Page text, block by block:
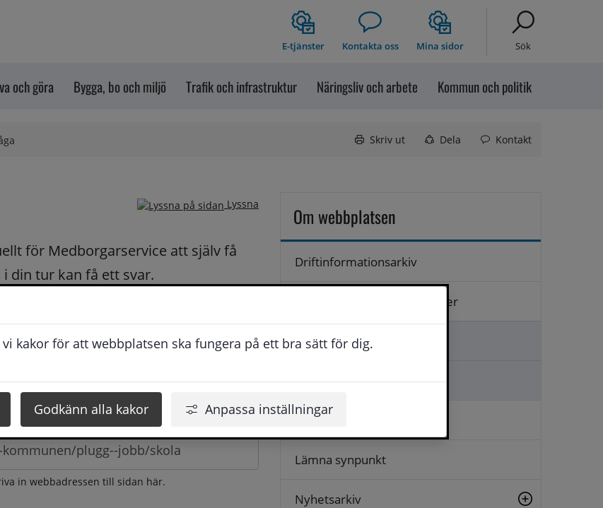
kakor för att webbplatsen ska fungera på ett bra sätt för dig.
Godkänn alla kakor Anpassa inställningar
E-tjänster Kontakta oss Mina sidor Sök
och göra Bygga, bo och miljö Trafik och infrastruktur Näringsliv och arbete Kommun och politik
Skriv ut Dela Kontakt
Lyssna
för Medborgarservice att själv få
din tur kan få ett svar.
fortast möjligt.
vi dig så snabbt som möjligt under arbetstid.
inom 2 - 4 arbetsdagar.
in webbadressen till sidan här.
Om webbplatsen
Driftinformationsarkiv
Hantering av personuppgifter
Kontakta oss
Ställa en fråga
Logga in
Lämna synpunkt
Nyhetsarkiv